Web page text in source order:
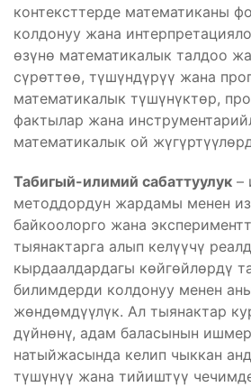
контексттерде математиканы
колдонуу жана
өзүнө математикалык талдоо
сүрөттөө, түшүндүрүү жана
математикалык түшүнүктөр,
фактылар жана
математикалык ой
Табигый-илимий сабаттуулук –
методдордун жардамы менен
байкоолорго жана
тыянактарга алып келүүчү
кырдаалдардагы көйгөйлөрдү
билимдерди колдонуу менен
жөндөмдүүлүк. Ал тыянактар
дүйнөнү, адам баласынын
натыйжасында келип чыккан
түшүнүү жана тийиштүү